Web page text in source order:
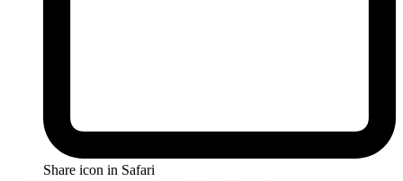
Share icon in Safari